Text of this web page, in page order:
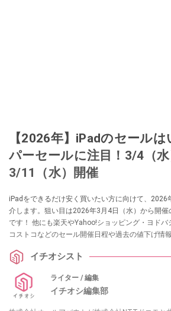
【2026年】iPadのセール
パーセールに注目！3/4（水
3/11（水）開催
iPadをできるだけ安く買いたい方に向けて、2026
介します。狙い目は2026年3月4日（水）から開催
です！ 他にも楽天やYahoo!ショッピング・ヨドバ
コストコなどのセール開催日程や過去の値下げ情
イチオシスト
ライター / 編集
イチオシ編集部